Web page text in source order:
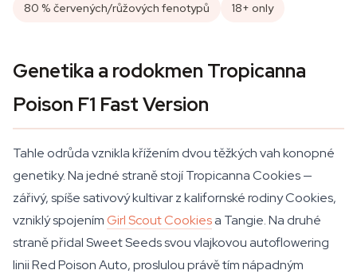
80 % červených/růžových fenotypů
18+ only
Genetika a rodokmen Tropicanna
Poison F1 Fast Version
Tahle odrůda vznikla křížením dvou těžkých vah konopné
genetiky. Na jedné straně stojí Tropicanna Cookies —
zářivý, spíše sativový kultivar z kalifornské rodiny Cookies,
vzniklý spojenímGirl Scout Cookiesa Tangie. Na druhé
straně přidal Sweet Seeds svou vlajkovou autoflowering
linii Red Poison Auto, proslulou právě tím nápadným